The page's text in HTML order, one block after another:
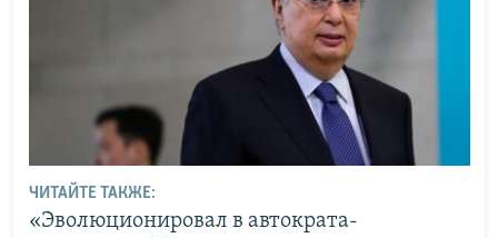
ЧИТАЙТЕ ТАКЖЕ:
«Эволюционировал в автократа-